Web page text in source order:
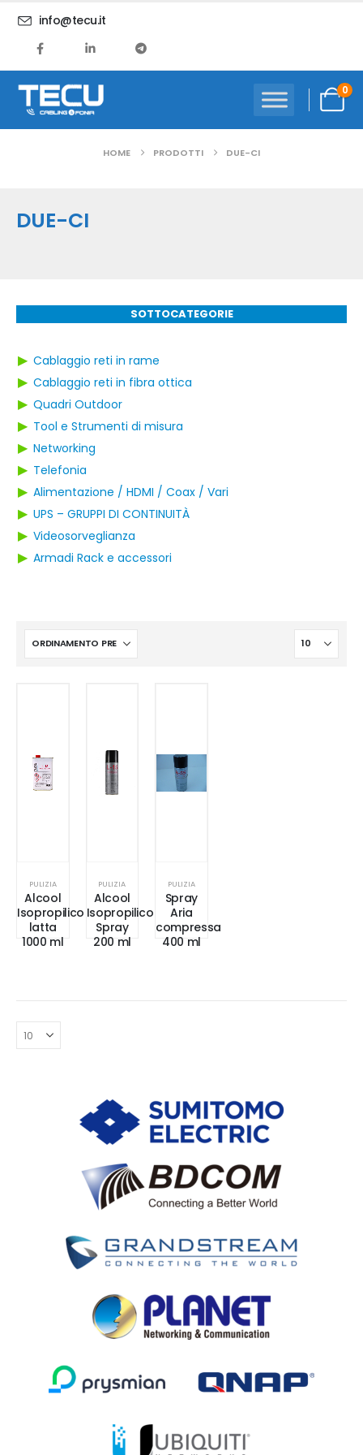
info@tecu.it
0
HOME PRODOTTI DUE-CI
DUE-CI
SOTTOCATEGORIE
▶ Cablaggio reti in rame
▶ Cablaggio reti in fibra ottica
▶ Quadri Outdoor
▶ Tool e Strumenti di misura
▶ Networking
▶ Telefonia
▶ Alimentazione / HDMI / Coax / Vari
▶ UPS – GRUPPI DI CONTINUITÀ
▶ Videosorveglianza
▶ Armadi Rack e accessori
PULIZIA
Alcool
Isopropilico
latta
1000 ml
PULIZIA
Alcool
Isopropilico
Spray
200 ml
PULIZIA
Spray
Aria
compressa
400 ml